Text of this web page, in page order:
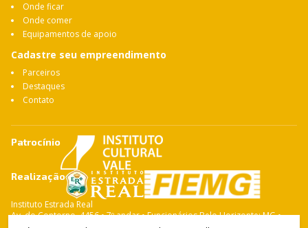
Onde ficar
Onde comer
Equipamentos de apoio
Cadastre seu empreendimento
Parceiros
Destaques
Contato
Patrocínio
Realização
Instituto Estrada Real
Av. do Contorno, 4456 • 7º andar • Funcionários Belo Horizonte: MG •